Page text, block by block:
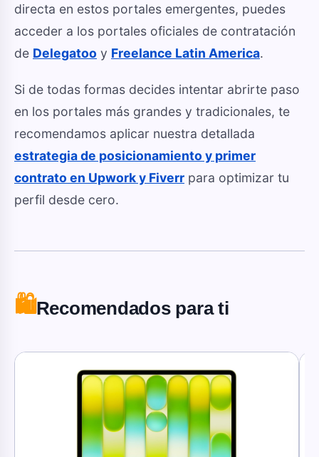
directa en estos portales emergentes, puedes
acceder a los portales oficiales de contratación
de Delegatoo y Freelance Latin America.
Si de todas formas decides intentar abrirte paso
en los portales más grandes y tradicionales, te
recomendamos aplicar nuestra detallada
estrategia de posicionamiento y primer
contrato en Upwork y Fiverr para optimizar tu
perfil desde cero.
🛍️Recomendados para ti